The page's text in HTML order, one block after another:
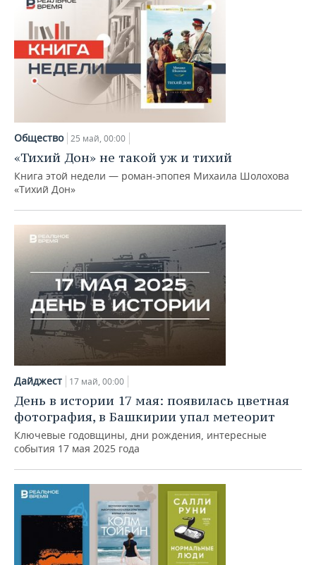
Общество 25 май, 00:00
«Тихий Дон» не такой уж и тихий
Книга этой недели — роман-эпопея Михаила Шолохова
«Тихий Дон»
Дайджест 17 май, 00:00
День в истории 17 мая: появилась цветная
фотография, в Башкирии упал метеорит
Ключевые годовщины, дни рождения, интересные
события 17 мая 2025 года